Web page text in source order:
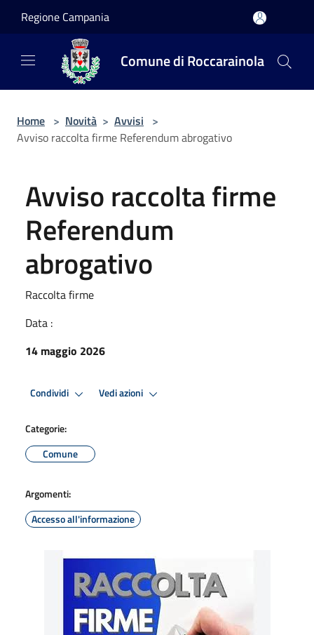
Regione Campania
Comune di Roccarainola
Home > Novità > Avvisi >
Avviso raccolta firme Referendum abrogativo
Avviso raccolta firme
Referendum
abrogativo
Raccolta firme
Data :
14 maggio 2026
Condividi Vedi azioni
Categorie:
Comune
Argomenti:
Accesso all'informazione